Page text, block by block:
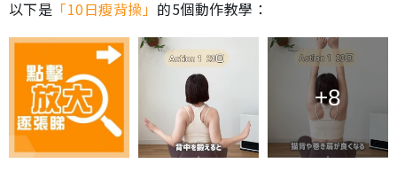
以下是 「10日瘦背操」 的5個動作教學：
+8